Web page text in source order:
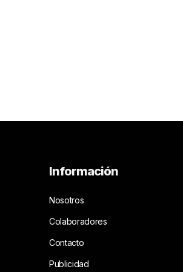
Información
Nosotros
Colaboradores
Contacto
Publicidad